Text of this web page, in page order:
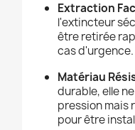
Extraction
l'extincteur
être retirée
cas d'urgence.
Matériau
durable, elle
pression mais
pour être